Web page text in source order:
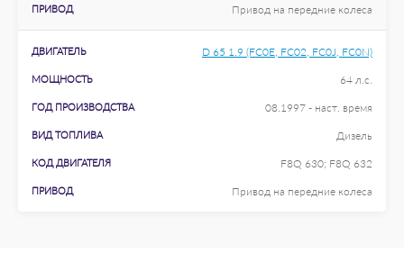
ПРИВОД Привод на передние колеса
ДВИГАТЕЛЬ D 65 1.9 (FC0E, FC02, FC0J, FC0N)
МОЩНОСТЬ 64 л.с.
ГОД ПРОИЗВОДСТВА 08.1997 - наст. время
ВИД ТОПЛИВА Дизель
КОД ДВИГАТЕЛЯ F8Q 630; F8Q 632
ПРИВОД Привод на передние колеса